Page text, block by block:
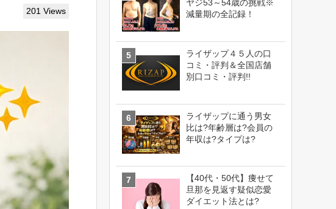
201 Views
ヤジ53～54歳の挑戦※
減量期の全記録！
ライザップ４５人の口
コミ・評判＆全国店舗
別口コミ・評判!!
ライザップに通う男女
比は?年齢層は?会員の
年収は?タイプは?
【40代・50代】痩せて
旦那を見返す疑似恋愛
ダイエット法とは?